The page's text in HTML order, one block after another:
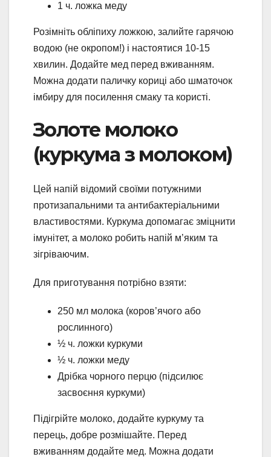
1 ч. ложка меду
Розімніть обліпиху ложкою, залийте гарячою
водою (не окропом!) і настоятися 10-15
хвилин. Додайте мед перед вживанням.
Можна додати паличку кориці або шматочок
імбиру для посилення смаку та користі.
Золоте молоко
(куркума з молоком)
Цей напій відомий своїми потужними
протизапальними та антибактеріальними
властивостями. Куркума допомагає зміцнити
імунітет, а молоко робить напій м’яким та
зігріваючим.
Для приготування потрібно взяти:
250 мл молока (коров’ячого або
рослинного)
½ ч. ложки куркуми
½ ч. ложки меду
Дрібка чорного перцю (підсилює
засвоєння куркуми)
Підігрійте молоко, додайте куркуму та
перець, добре розмішайте. Перед
вживанням додайте мед. Можна додати